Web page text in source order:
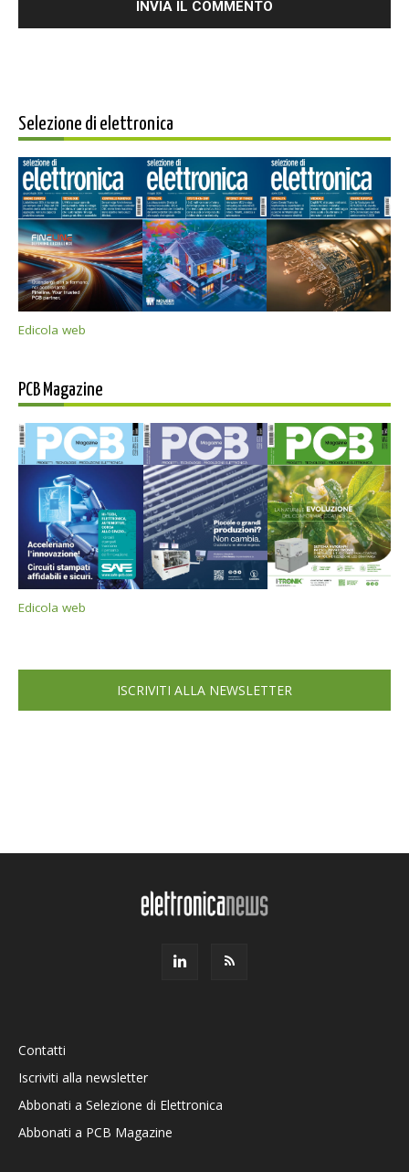
Selezione di elettronica
Edicola web
PCB Magazine
Edicola web
ISCRIVITI ALLA NEWSLETTER
Contatti
Iscriviti alla newsletter
Abbonati a Selezione di Elettronica
Abbonati a PCB Magazine